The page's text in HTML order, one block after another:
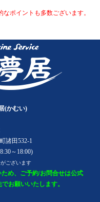
ポイントも多数ございます。
(かむい)
諸田532-1
～18:00)
ございます
め、ご予約/お問合せは公式
お願いいたします。